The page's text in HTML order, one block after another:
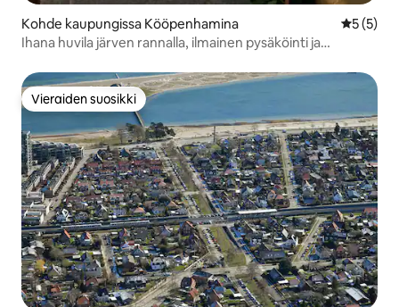
Kohde kaupungissa Kööpenhamina
5 (5)
Ihana huvila järven rannalla, ilmainen pysäköinti ja
Vieraiden suosikki
Vieraiden suosikki